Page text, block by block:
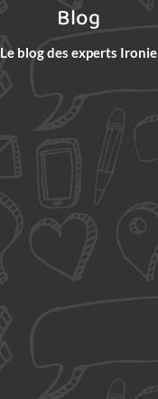
Blog
Le blog des experts Ironie